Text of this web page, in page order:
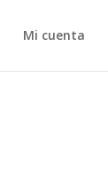
Mi cuenta